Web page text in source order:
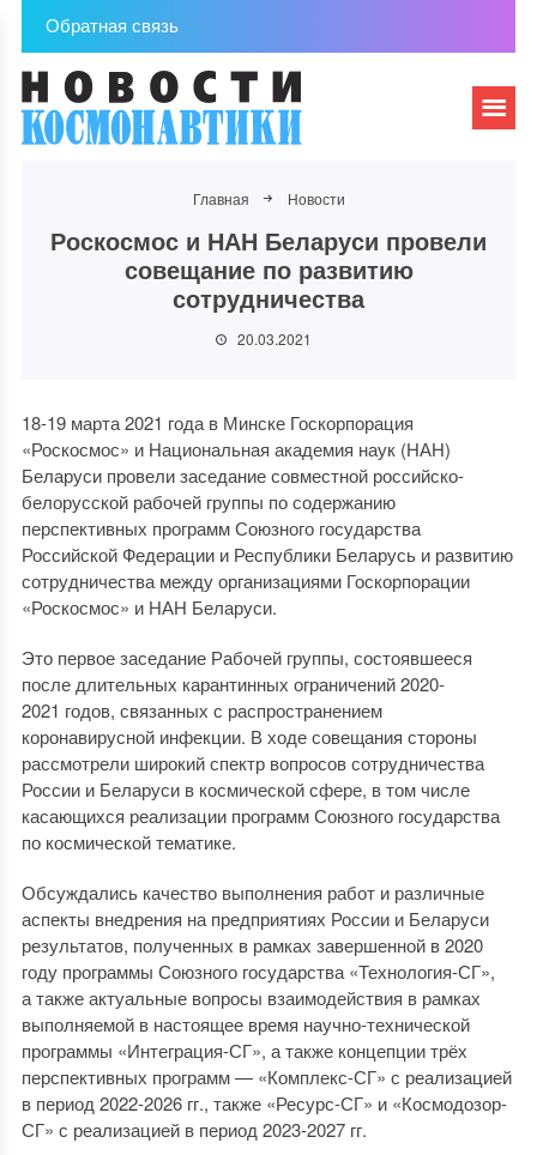
Обратная связь
Главная Новости
Роскосмос и НАН Беларуси провели
совещание по развитию
сотрудничества
20.03.2021
18-19 марта 2021 года в Минске Госкорпорация
«Роскосмос» и Национальная академия наук (НАН)
Беларуси провели заседание совместной российско-
белорусской рабочей группы по содержанию
перспективных программ Союзного государства
Российской Федерации и Республики Беларусь и развитию
сотрудничества между организациями Госкорпорации
«Роскосмос» и НАН Беларуси.
Это первое заседание Рабочей группы, состоявшееся
после длительных карантинных ограничений 2020-
2021 годов, связанных с распространением
коронавирусной инфекции. В ходе совещания стороны
рассмотрели широкий спектр вопросов сотрудничества
России и Беларуси в космической сфере, в том числе
касающихся реализации программ Союзного государства
по космической тематике.
Обсуждались качество выполнения работ и различные
аспекты внедрения на предприятиях России и Беларуси
результатов, полученных в рамках завершенной в 2020
году программы Союзного государства «Технология-СГ»,
а также актуальные вопросы взаимодействия в рамках
выполняемой в настоящее время научно-технической
программы «Интеграция-СГ», а также концепции трёх
перспективных программ — «Комплекс-СГ» с реализацией
в период 2022-2026 гг., также «Ресурс-СГ» и «Космодозор-
СГ» с реализацией в период 2023-2027 гг.